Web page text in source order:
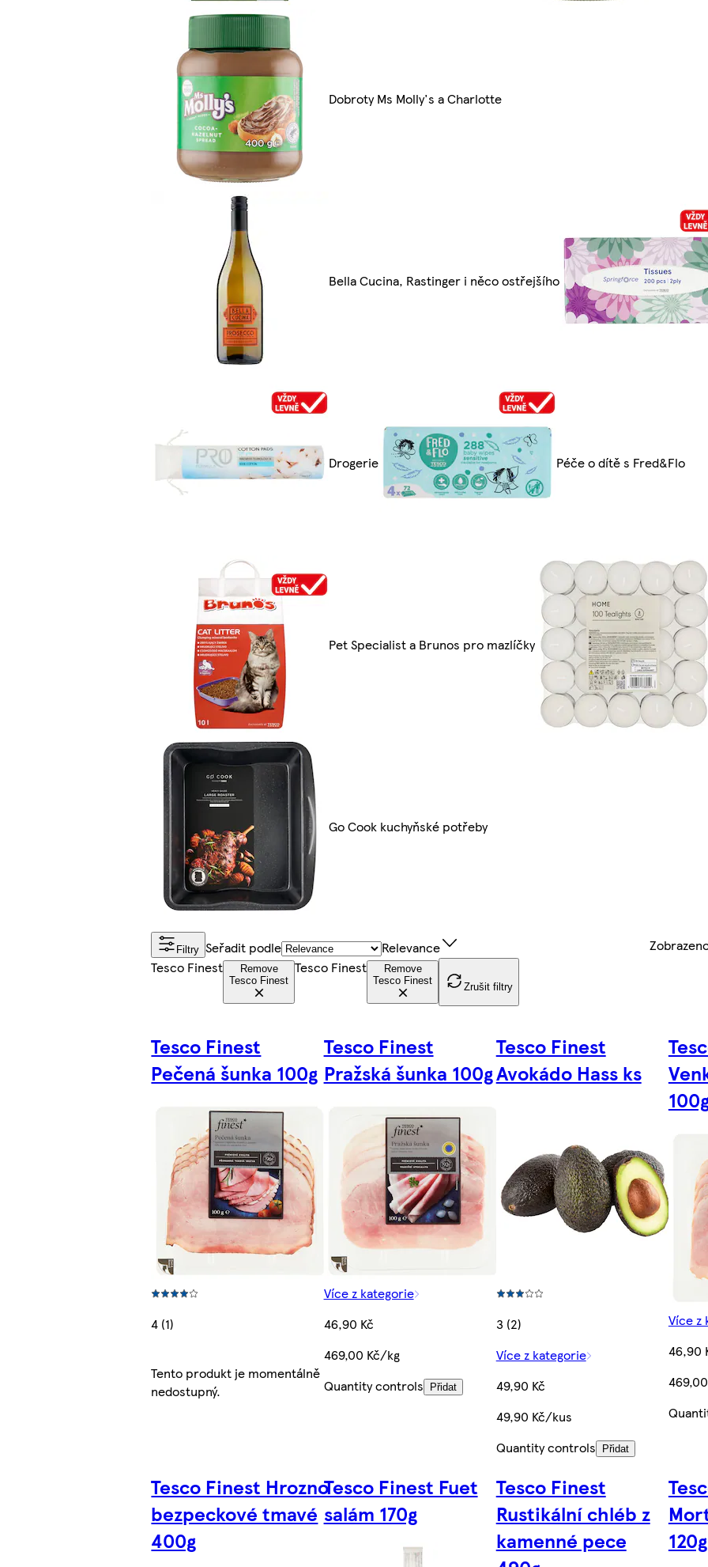
Dobroty Ms Molly's a Charlotte
Bella Cucina, Rastinger i něco ostřejšího
Drogerie Péče o dítě s Fred&Flo
Pet Specialist a Brunos pro mazlíčky
Go Cook kuchyňské potřeby
Filtry Seřadit podle Relevance
Tesco Finest
Remove
Tesco Finest
Tesco Finest
Remove
Tesco Finest
Zrušit filtry
Tesco Finest
Pečená šunka 100g
4 (1)
Tento produkt je momentálně
nedostupný.
Tesco Finest
Pražská šunka 100g
Více z kategorie
46,90 Kč
469,00 Kč/kg
Quantity controls
Přidat
Tesco Finest
Avokádo Hass ks
3 (2)
Více z kategorie
49,90 Kč
49,90 Kč/kus
Quantity controls
Přidat
Více z
46,90
Tesco Finest Hrozno
bezpeckové tmavé
400g
Tesco Finest Fuet
salám 170g
Tesco Finest
Rustikální chléb z
kamenné pece
120g